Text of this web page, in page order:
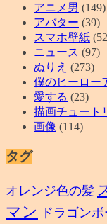
アニメ男 (149)
アバター (39)
スマホ壁紙
ニュース (97)
ぬりえ (273)
僕のヒーロー
愛する (23)
描画チュート
画像 (114)
タグ
オレンジ色の髪
マン
ドラゴン